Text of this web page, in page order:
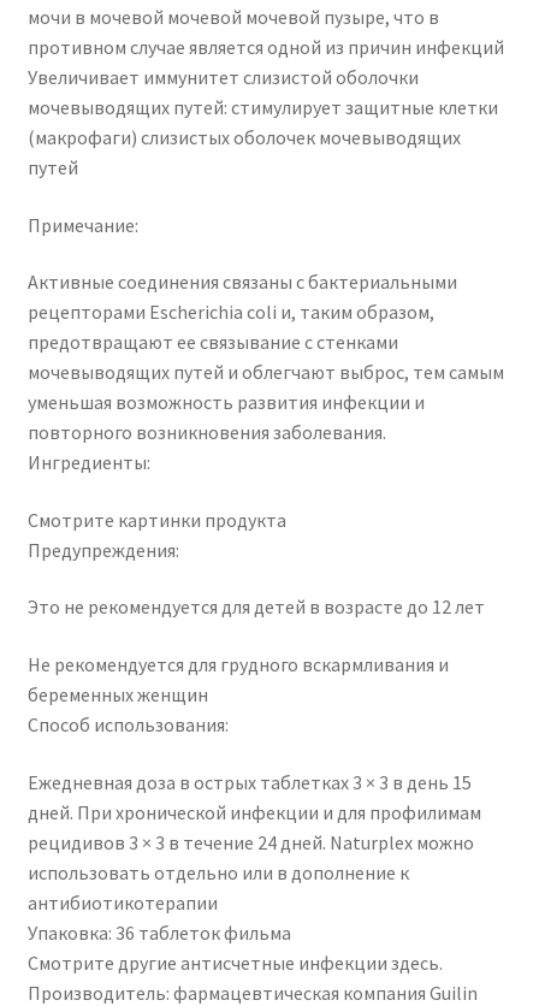
мочи в мочевой мочевой мочевой пузыре, что в
противном случае является одной из причин инфекций
Увеличивает иммунитет слизистой оболочки
мочевыводящих путей: стимулирует защитные клетки
(макрофаги) слизистых оболочек мочевыводящих
путей
Примечание:
Активные соединения связаны с бактериальными
рецепторами Escherichia coli и, таким образом,
предотвращают ее связывание с стенками
мочевыводящих путей и облегчают выброс, тем самым
уменьшая возможность развития инфекции и
повторного возникновения заболевания.
Ингредиенты:
Смотрите картинки продукта
Предупреждения:
Это не рекомендуется для детей в возрасте до 12 лет
Не рекомендуется для грудного вскармливания и
беременных женщин
Способ использования:
Ежедневная доза в острых таблетках 3 × 3 в день 15
дней. При хронической инфекции и для профилимам
рецидивов 3 × 3 в течение 24 дней. Naturplex можно
использовать отдельно или в дополнение к
антибиотикотерапии
Упаковка: 36 таблеток фильма
Смотрите другие антисчетные инфекции здесь.
Производитель: фармацевтическая компания Guilin